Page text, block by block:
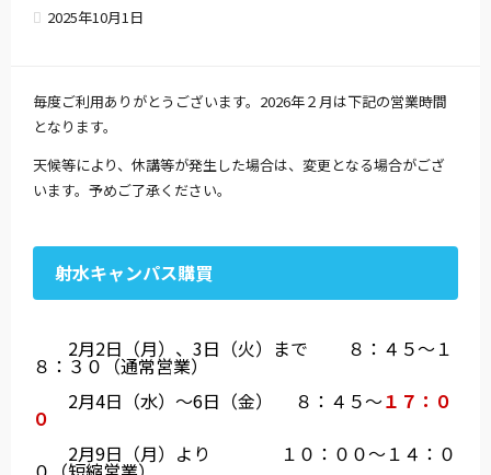
2025年10月1日
毎度ご利用ありがとうございます。2026年２月は下記の営業時間
となります。
天候等により、休講等が発生した場合は、変更となる場合がござ
います。予めご了承ください。
射水キャンパス購買
2月2日（月）、3日（火）まで ８：４５～１
８：３０（通常営業）
2月4日（水）～6日（金） ８：４５～１７：０
０
2月9日（月）より １０ ：００～１４：０